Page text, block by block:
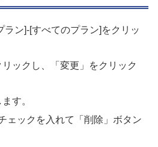
ラン]-[すべてのプラン]をクリッ
ックし、「変更」をクリック
す。
ェックを入れて「削除」ボタン